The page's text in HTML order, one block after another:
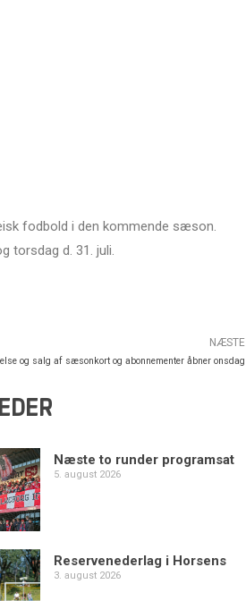
fodbold i den kommende sæson.
torsdag d. 31. juli.
NÆSTE
og salg af sæsonkort og abonnementer åbner onsdag
Næste to runder programsat
5. august 2026
Reservenederlag i Horsens
3. august 2026